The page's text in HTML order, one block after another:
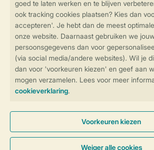
Controle over jouw
Instellingen wijzigen
Veilig en snel online boeken
Veilige gegevensoverdracht
Veilige betaling